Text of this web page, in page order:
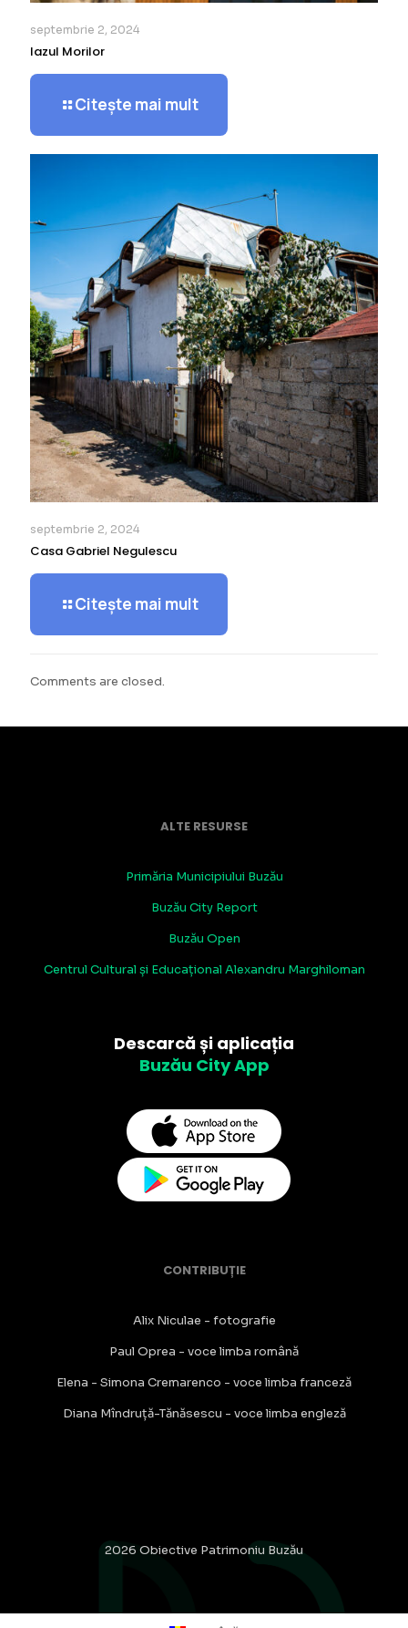
septembrie 2, 2024
Iazul Morilor
Citește mai mult
septembrie 2, 2024
Casa Gabriel Negulescu
Citește mai mult
Comments are closed.
ALTE RESURSE
Primăria Municipiului Buzău
Buzău City Report
Buzău Open
Centrul Cultural și Educațional Alexandru Marghiloman
Descarcă și aplicația
Buzău City App
CONTRIBUȚIE
Alix Niculae - fotografie
Paul Oprea - voce limba română
Elena - Simona Cremarenco - voce limba franceză
Diana Mîndruță-Tănăsescu - voce limba engleză
2026 Obiective Patrimoniu Buzău